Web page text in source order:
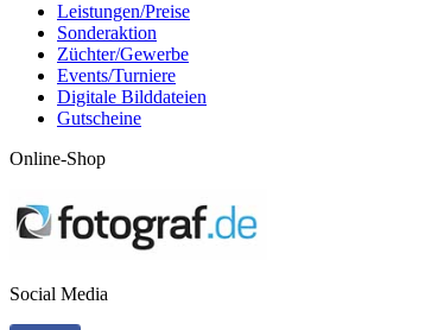
Leistungen/Preise
Sonderaktion
Züchter/Gewerbe
Events/Turniere
Digitale Bilddateien
Gutscheine
Online-Shop
Social Media